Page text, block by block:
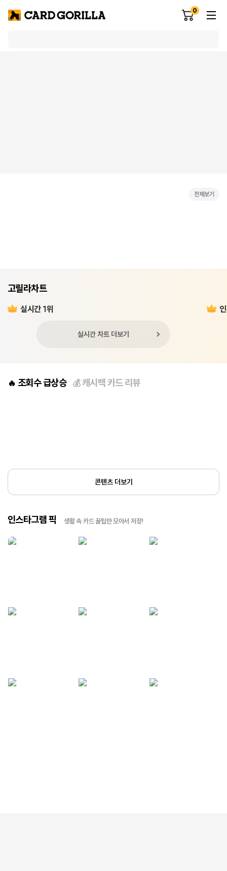
0
전체보기
고릴라차트
실시간 1위
실시간 차트 더보기
🔥 조회수 급상승 💰캐시백 카드 리뷰
콘텐츠 더보기
인스타그램 픽 생활 속 카드 꿀팁만 모아서 저장!